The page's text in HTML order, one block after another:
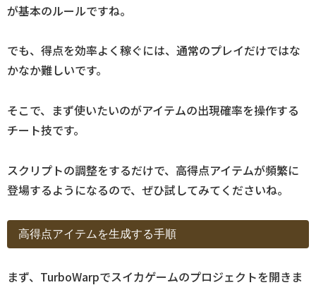
が基本のルールですね。
でも、得点を効率よく稼ぐには、通常のプレイだけではな
かなか難しいです。
そこで、まず使いたいのがアイテムの出現確率を操作する
チート技です。
スクリプトの調整をするだけで、高得点アイテムが頻繁に
登場するようになるので、ぜひ試してみてくださいね。
高得点アイテムを生成する手順
まず、TurboWarpでスイカゲームのプロジェクトを開きま